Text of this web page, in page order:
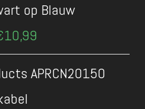
op Blauw
10,99
€10,99.
APRCN20150